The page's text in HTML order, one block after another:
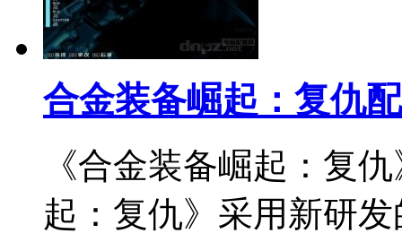
合金装备崛起：复仇
《合金装备崛起：复
起：复仇》采用新研